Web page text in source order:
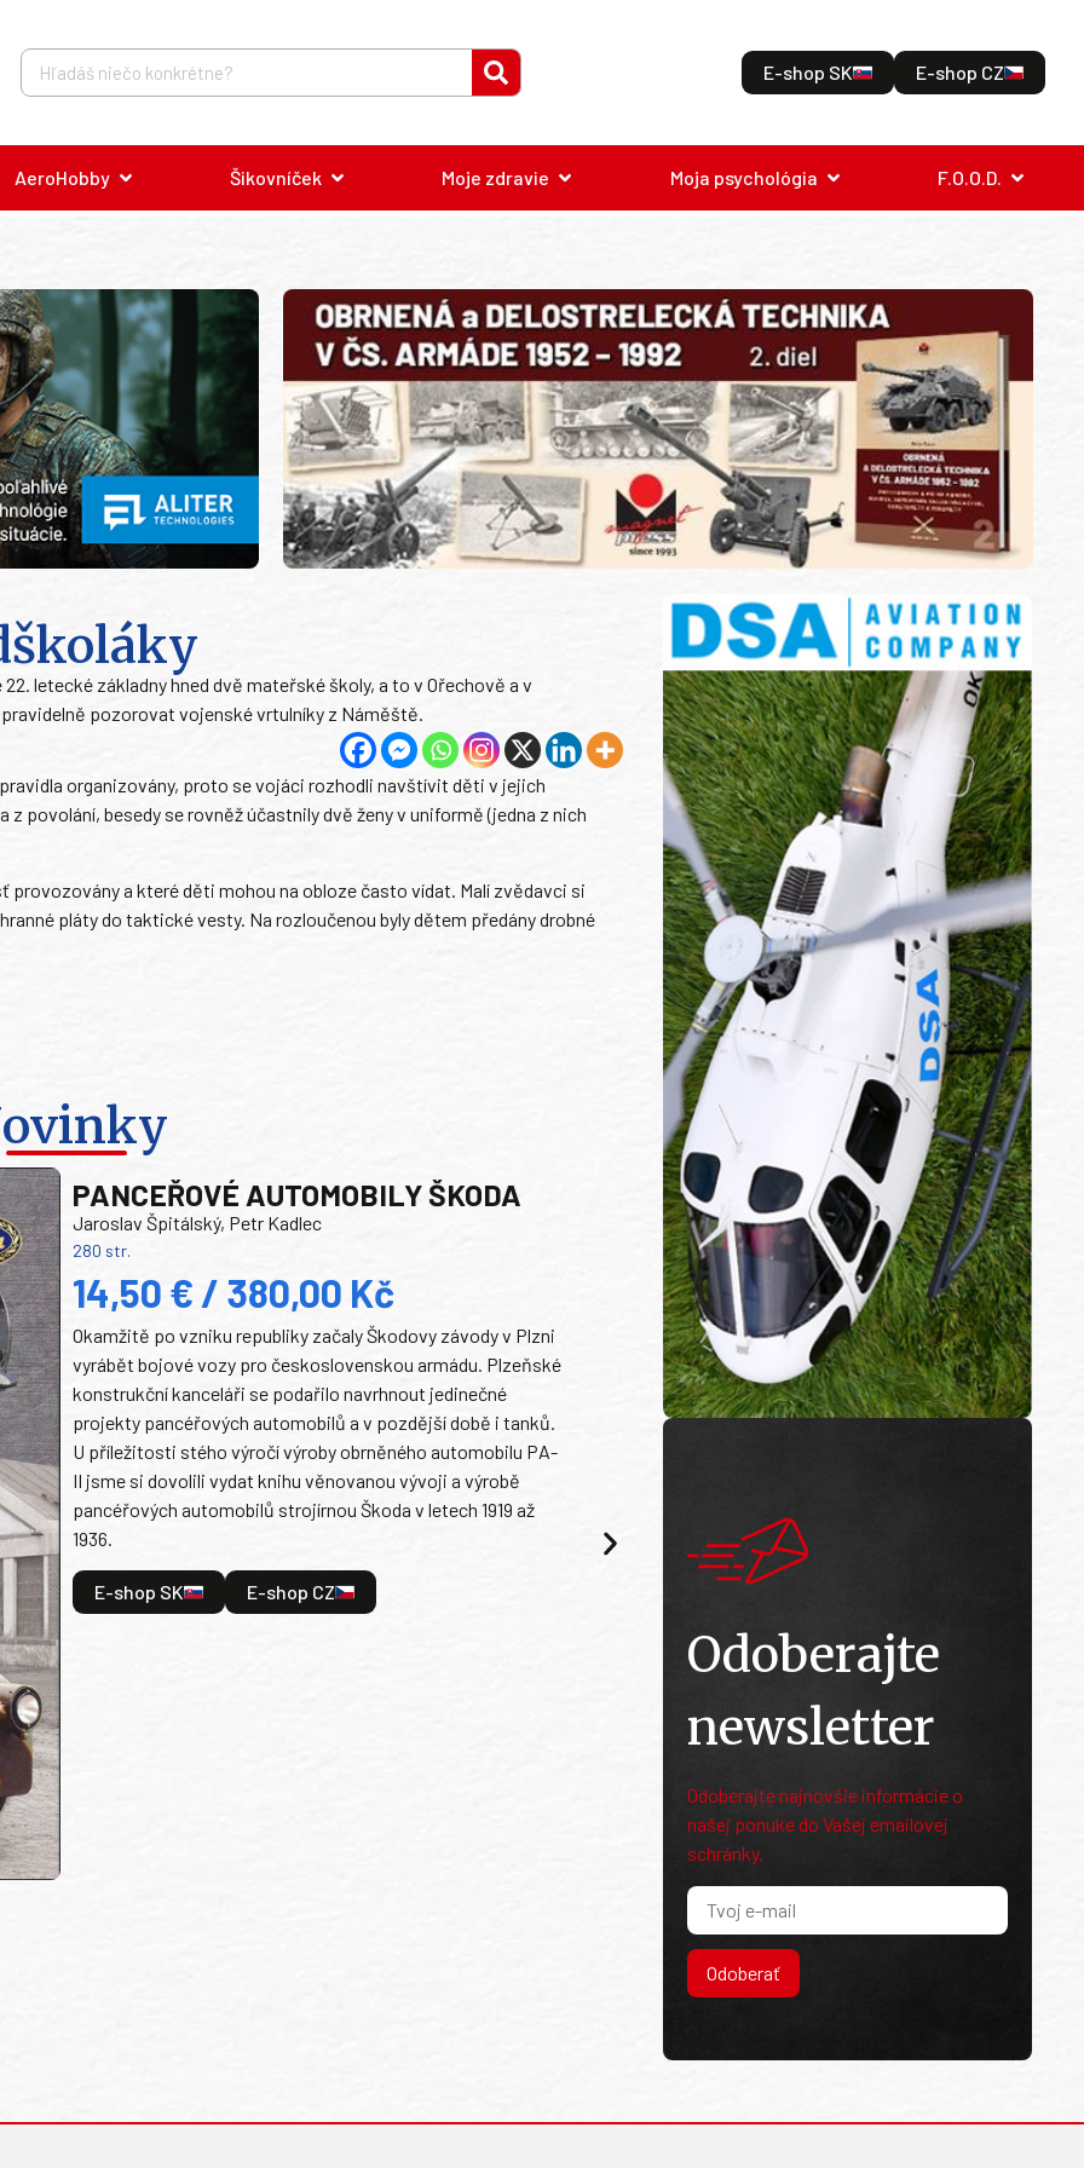
E-shop SK E-shop CZ
AeroHobby Šikovníček Moje zdravie Moja psychológia F.O.O.D.
letecké základny hned dvě mateřské školy, a to v Ořechově a v
pozorovat vojenské vrtulníky z Náměště.
organizovány, proto se vojáci rozhodli navštívit děti v jejich
povolání, besedy se rovněž účastnily dvě ženy v uniformě (jedna z nich
a které děti mohou na obloze často vídat. Malí zvědavci si
pláty do taktické vesty. Na rozloučenou byly dětem předány drobné
PANCEŘOVÉ AUTOMOBILY ŠKODA
Jaroslav Špitálský, Petr Kadlec
280 str.
14,50 € / 380,00 Kč
Okamžitě po vzniku republiky začaly Škodovy závody v Plzni
vyrábět bojové vozy pro československou armádu. Plzeňské
konstrukční kanceláři se podařilo navrhnout jedinečné
projekty pancéřových automobilů a v pozdější době i tanků.
U příležitosti stého výročí výroby obrněného automobilu PA-
II jsme si dovolili vydat knihu věnovanou vývoji a výrobě
pancéřových automobilů strojírnou Škoda v letech 1919 až
1936.
E-shop SK E-shop CZ
Odoberajte
newsletter
Odoberajte najnovšie informácie o
našej ponuke do Vašej emailovej
schránky.
Odoberať